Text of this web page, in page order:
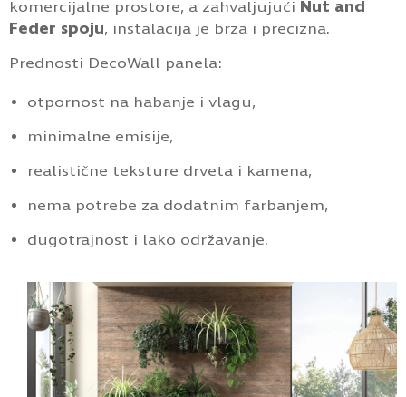
komercijalne prostore, a zahvaljujući Nut and
Feder spoju, instalacija je brza i precizna.
Prednosti DecoWall panela:
otpornost na habanje i vlagu,
minimalne emisije,
realistične teksture drveta i kamena,
nema potrebe za dodatnim farbanjem,
dugotrajnost i lako održavanje.